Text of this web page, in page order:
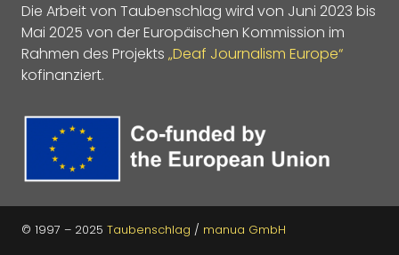
Die Arbeit von Taubenschlag wird von Juni 2023 bis
Mai 2025 von der Europäischen Kommission im
Rahmen des Projekts „Deaf Journalism Europe“
kofinanziert.
© 1997 – 2025 Taubenschlag / manua GmbH